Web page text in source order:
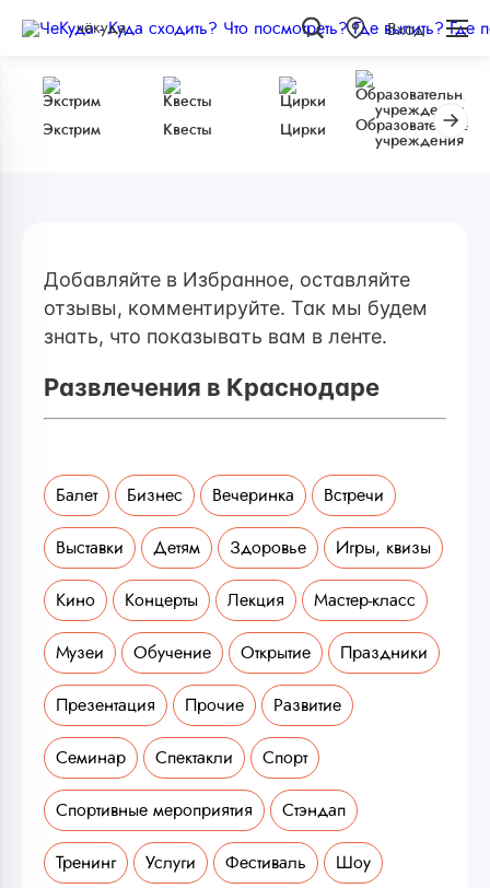
чёкуда Вход
Экстрим Квесты Цирки
Образовательные
учреждения
Добавляйте в Избранное, оставляйте
отзывы, комментируйте. Так мы будем
знать, что показывать вам в ленте.
Развлечения в Краснодаре
Балет Бизнес Вечеринка Встречи
Выставки Детям Здоровье Игры, квизы
Кино Концерты Лекция Мастер-класс
Музеи Обучение Открытие Праздники
Презентация Прочие Развитие
Семинар Спектакли Спорт
Спортивные мероприятия Стэндап
Тренинг Услуги Фестиваль Шоу